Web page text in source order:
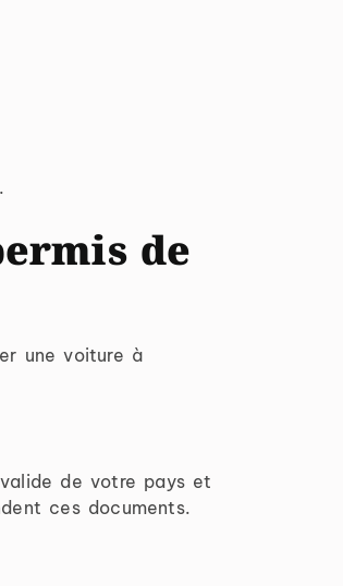
de
une voiture à
de votre pays et
ces documents.